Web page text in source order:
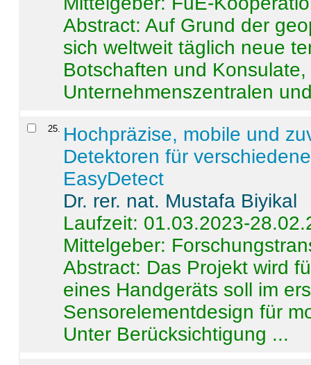
Abstract:Auf Grund der
sich weltweit täglich neue
Botschaften und
Unternehmenszentralen
25. Hochpräzise, mobile und
Detektoren für
EasyDetect
Dr. rer. nat. Mustafa Biyikal
Laufzeit: 01.03.2023-
Mittelgeber:
Abstract: Das Projekt wird
eines Handgeräts soll im
Sensorelementdesign für
Unter Berücksichtigung ...